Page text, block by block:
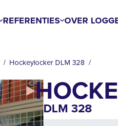
REFERENTIES OVER
Hockeylocker DLM 328
DLM 328